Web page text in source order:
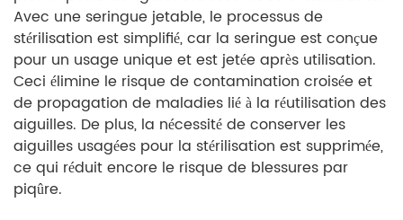
Avec une seringue jetable, le processus de
stérilisation est simplifié, car la seringue est conçue
pour un usage unique et est jetée après utilisation.
Ceci élimine le risque de contamination croisée et
de propagation de maladies lié à la réutilisation des
aiguilles. De plus, la nécessité de conserver les
aiguilles usagées pour la stérilisation est supprimée,
ce qui réduit encore le risque de blessures par
piqûre.